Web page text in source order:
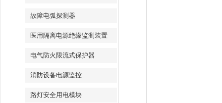
故障电弧探测器
医用隔离电源绝缘监测装置
电气防火限流式保护器
消防设备电源监控
路灯安全用电模块